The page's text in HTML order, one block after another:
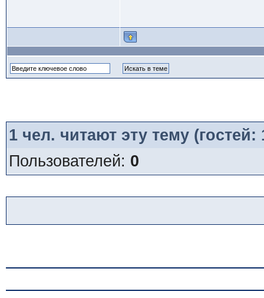
1чел. читают эту тему
Пользователей: 0